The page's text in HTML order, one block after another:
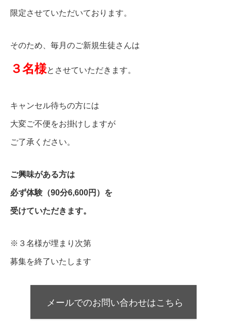
限定させていただいております。
そのため、毎月のご新規生徒さんは
３名様とさせていただきます。
キャンセル待ちの方には
大変ご不便をお掛けしますが
ご了承ください。
ご興味がある方は
必ず体験（90分6,600円）を
受けていただきます。
※３名様が埋まり次第
募集を終了いたします
メールでのお問い合わせはこちら